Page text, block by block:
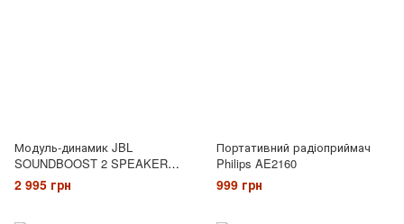
Модуль-динамик JBL
SOUNDBOOST 2 SPEAKER
MOTO MOD BLACK
2 995 грн
Портативний радіоприймач
Philips AE2160
999 грн